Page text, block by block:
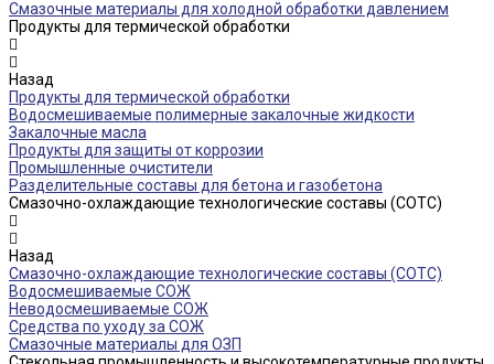
Смазочные материалы для холодной обработки давлением
Продукты для термической обработки
Назад
Продукты для термической обработки
Водосмешиваемые полимерные закалочные жидкости
Закалочные масла
Продукты для защиты от коррозии
Промышленные очистители
Разделительные составы для бетона и газобетона
Смазочно-охлаждающие технологические составы (СОТС)
Назад
Смазочно-охлаждающие технологические составы (СОТС)
Водосмешиваемые СОЖ
Неводосмешиваемые СОЖ
Средства по уходу за СОЖ
Смазочные материалы для ОЗП